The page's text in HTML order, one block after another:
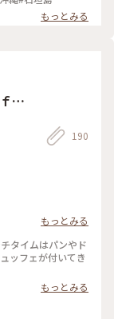
もっとみる
190
もっとみる
タイムはパンやド
ッフェが付いてき
もっとみる